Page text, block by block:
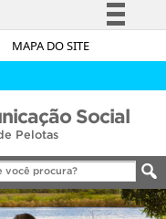
MAPA DO SITE
Simplifique!
à informação
Legislação
Canais
Social
Pelotas